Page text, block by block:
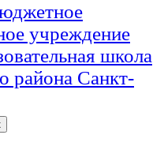
учреждение
школа
района Санкт-